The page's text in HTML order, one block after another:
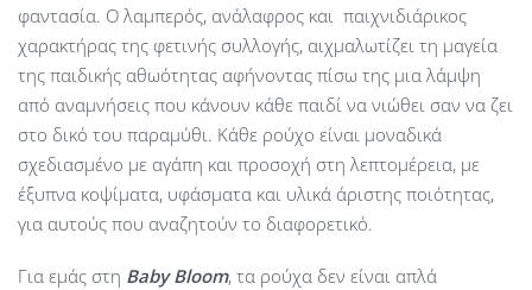
φαντασία. Ο λαμπερός, ανάλαφρος και παιχνιδιάρικος
χαρακτήρας της φετινής συλλογής, αιχμαλωτίζει τη μαγεία
της παιδικής αθωότητας αφήνοντας πίσω της μια λάμψη
από αναμνήσεις που κάνουν κάθε παιδί να νιώθει σαν να ζει
στο δικό του παραμύθι. Κάθε ρούχο είναι μοναδικά
σχεδιασμένο με αγάπη και προσοχή στη λεπτομέρεια, με
έξυπνα κοψίματα, υφάσματα και υλικά άριστης ποιότητας,
για αυτούς που αναζητούν το διαφορετικό.
Για εμάς στη Baby Bloom, τα ρούχα δεν είναι απλά